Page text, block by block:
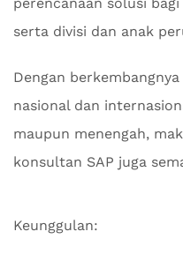
serta divisi dan anak
Dengan
nasional dan
maupun menengah,
konsultan SAP juga
Keunggulan: